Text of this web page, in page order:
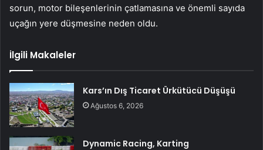
sorun, motor bileşenlerinin çatlamasına ve önemli sayıda
uçağın yere düşmesine neden oldu.
İlgili Makaleler
Kars’ın Dış Ticaret Ürkütücü Düşüşü
Ağustos 6, 2026
Dynamic Racing, Karting